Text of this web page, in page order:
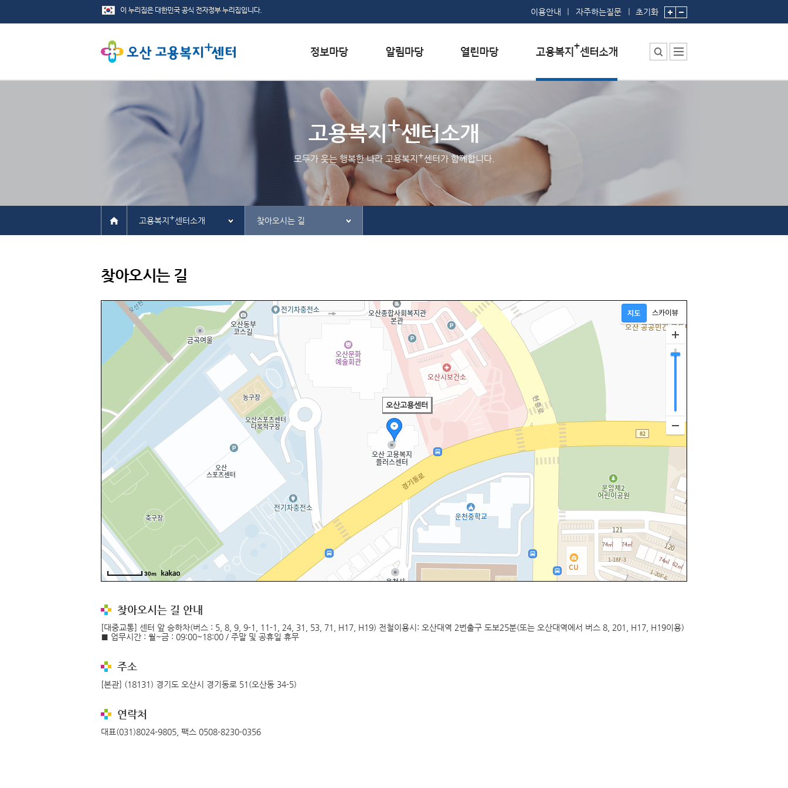
이용안내 자주하는질문 초기화
서식자료실
채용정보
인재정보
관련사이트
행사일정
공지사항
홍보/보도자료실
자주하는 질문
질문하기
칭찬하기
불친절 신고하기
센터소장 인사말
센터에서 하는 일
부서 및 직원소개
시설안내
찾아오시는 길
고용복지+센터소개
모두가 웃는 행복한 나라 고용복지 +센터가 함께합니다.
고용복지 +센터소개 찾아오시는 길
찾아오시는 길
오산고용센터
30m
찾아오시는 길 안내
[대중교통] 센터 앞 승하차(버스 : 5, 8, 9, 9-1, 11-1, 24, 31, 53, 71, H17, H19) 전철이용시: 오산대역 2번출구 도보25분(또는 오산대역에서 버스 8, 201, H17, H19이용)
■ 업무시간 : 월~금 : 09:00~18:00 / 주말 및 공휴일 휴무
주소
[본관] (18131) 경기도 오산시 경기동로 51(오산동 34-5)
연락처
대표(031)8024-9805, 팩스 0508-8230-0356